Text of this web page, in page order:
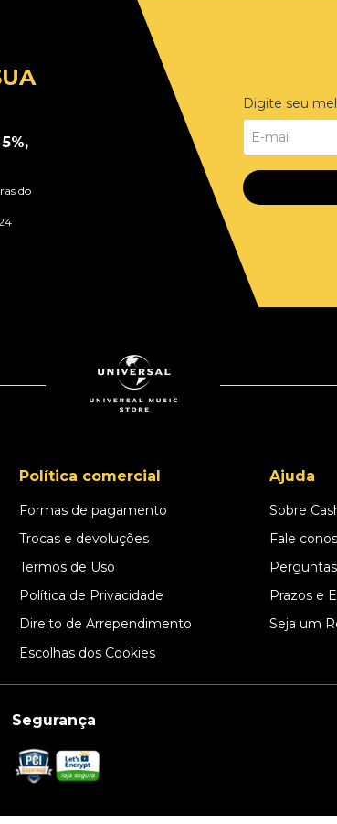
do
Digite seu
Política comercial
Formas de pagamento
Trocas e devoluções
Termos de Uso
Política de Privacidade
Direito de Arrependimento
Escolhas dos Cookies
Ajuda
Sobre
Fale
Prazos e
Seja um
Segurança